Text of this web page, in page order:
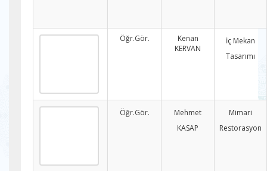
Öğr.Gör.
Kenan
KERVAN
İç Mekan
Tasarımı
Öğr.Gör.
Mehmet
KASAP
Mimari
Restorasyon